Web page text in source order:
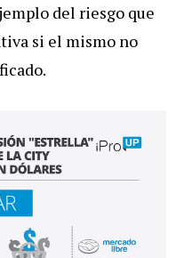
del riesgo que
si el mismo no